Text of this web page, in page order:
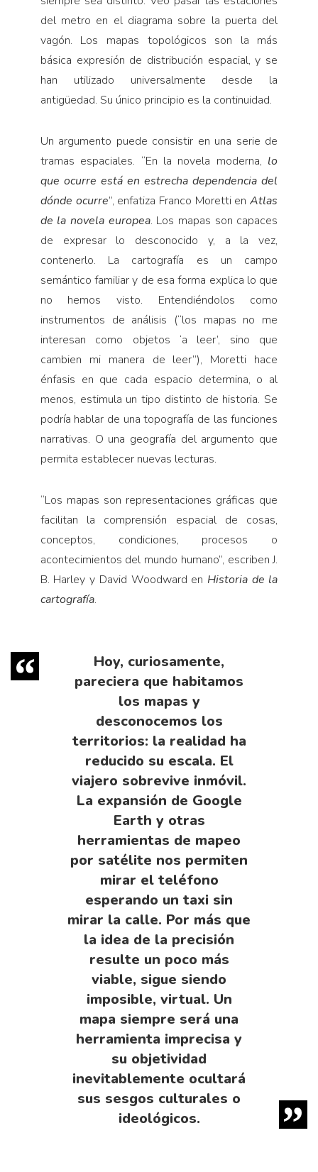
del metro en el diagrama sobre la puerta del
vagón. Los mapas topológicos son la más
básica expresión de distribución espacial, y se
han utilizado universalmente desde la
antigüedad. Su único principio es la continuidad.
Un argumento puede consistir en una serie de
tramas espaciales. “En la novela moderna, lo
que ocurre está en estrecha dependencia del
dónde ocurre”, enfatiza Franco Moretti enAtlas
de la novela europea. Los mapas son capaces
de expresar lo desconocido y, a la vez,
contenerlo. La cartografía es un campo
semántico familiar y de esa forma explica lo que
no hemos visto. Entendiéndolos como
instrumentos de análisis (“los mapas no me
interesan como objetos ‘a leer’, sino que
cambien mi manera de leer”), Moretti hace
énfasis en que cada espacio determina, o al
menos, estimula un tipo distinto de historia. Se
podría hablar de una topografía de las funciones
narrativas. O una geografía del argumento que
permita establecer nuevas lecturas.
“Los mapas son representaciones gráficas que
facilitan la comprensión espacial de cosas,
conceptos, condiciones, procesos o
acontecimientos del mundo humano”, escriben J.
B. Harley y David Woodward en Historia de la
cartografía.
Hoy, curiosamente,
pareciera que habitamos
los mapas y
desconocemos los
territorios: la realidad ha
reducido su escala. El
viajero sobrevive inmóvil.
La expansión de Google
Earth y otras
herramientas de mapeo
por satélite nos permiten
mirar el teléfono
esperando un taxi sin
mirar la calle. Por más que
la idea de la precisión
resulte un poco más
viable, sigue siendo
imposible, virtual. Un
mapa siempre será una
herramienta imprecisa y
su objetividad
inevitablemente ocultará
sus sesgos culturales o
ideológicos.